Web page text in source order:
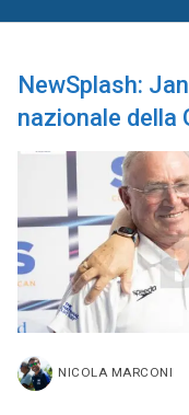
NewSplash:
nazionale della
NICOLA MARCONI